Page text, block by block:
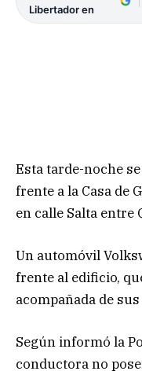
Libertador en
Esta tarde-noche
frente a la Casa de
en calle Salta entre
Un automóvil
frente al edificio,
acompañada de
Según informó la
conductora no